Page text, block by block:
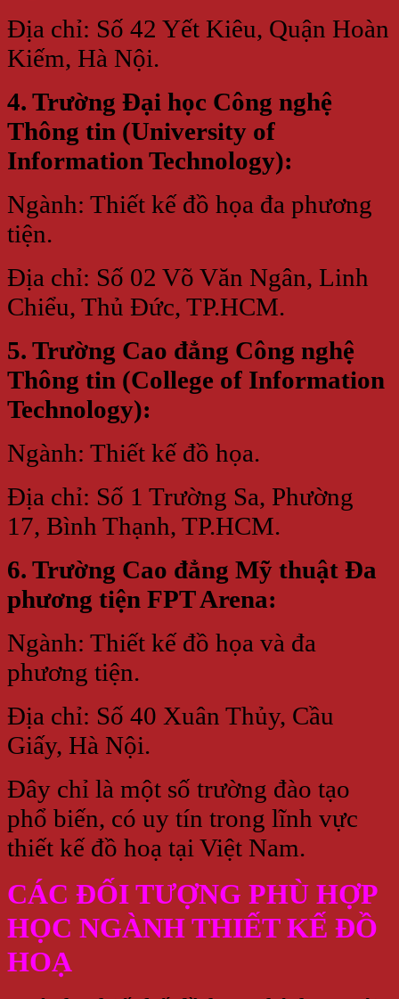
Địa chỉ: Số 42 Yết Kiêu, Quận Hoàn
Kiếm, Hà Nội.
4. Trường Đại học Công nghệ
Thông tin (University of
Information Technology):
Ngành: Thiết kế đồ họa đa phương
tiện.
Địa chỉ: Số 02 Võ Văn Ngân, Linh
Chiểu, Thủ Đức, TP.HCM.
5. Trường Cao đẳng Công nghệ
Thông tin (College of Information
Technology):
Ngành: Thiết kế đồ họa.
Địa chỉ: Số 1 Trường Sa, Phường
17, Bình Thạnh, TP.HCM.
6. Trường Cao đẳng Mỹ thuật Đa
phương tiện FPT Arena:
Ngành: Thiết kế đồ họa và đa
phương tiện.
Địa chỉ: Số 40 Xuân Thủy, Cầu
Giấy, Hà Nội.
Đây chỉ là một số trường đào tạo
phổ biến, có uy tín trong lĩnh vực
thiết kế đồ hoạ tại Việt Nam.
CÁC ĐỐI TƯỢNG PHÙ HỢP
HỌC NGÀNH THIẾT KẾ ĐỒ
HOẠ